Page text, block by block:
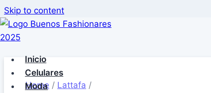
Skip to content
Inicio
Celulares
Moda
Home / Lattafa /